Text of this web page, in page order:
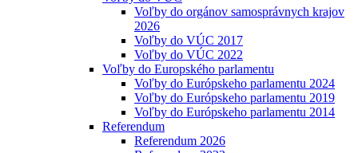
Voľby do orgánov samosprávnych krajov
2026
Voľby do VÚC 2017
Voľby do VÚC 2022
Voľby do Europského parlamentu
Voľby do Európskeho parlamentu 2024
Voľby do Európskeho parlamentu 2019
Voľby do Európskeho parlamentu 2014
Referendum
Referendum 2026